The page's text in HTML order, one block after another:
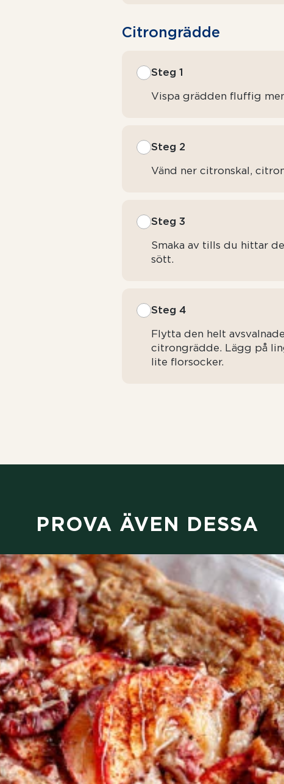
Citrongrädde
Steg 1
Vispa grädden fluffig
Steg 2
Vänd ner citronskal,
Steg 3
Smaka av tills du hittar
sött.
Steg 4
Flytta den helt
citrongrädde. Lägg på
lite florsocker.
PROVA ÄVEN DESSA